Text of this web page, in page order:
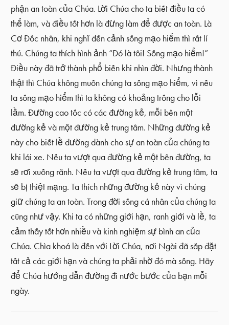
phận an toàn của Chúa. Lời Chúa cho ta biết điều ta có
thể làm, và điều tốt hơn là đừng làm để được an toàn. Là
Cơ Đốc nhân, khi nghĩ đến cảnh sống mạo hiểm thì rất lí
thú. Chúng ta thích hình ảnh “Đó là tôi! Sống mạo hiểm!”
Điều này đã trở thành phổ biến khi nhìn đời. Nhưng thành
thật thì Chúa không muốn chúng ta sống mạo hiểm, vì nếu
ta sống mạo hiểm thì ta không có khoảng trống cho lỗi
lầm. Đường cao tốc có các đường kẻ, mỗi bên một
đường kẻ và một đường kẻ trung tâm. Những đường kẻ
này cho biết lề đường dành cho sự an toàn của chúng ta
khi lái xe. Nếu ta vượt qua đường kẻ một bên đường, ta
sẽ rơi xuống rãnh. Nếu ta vượt qua đường kẻ trung tâm, ta
sẽ bị thiệt mạng. Ta thích những đường kẻ này vì chúng
giữ chúng ta an toàn. Trong đời sống cá nhân của chúng ta
cũng như vậy. Khi ta có những giới hạn, ranh giới và lề, ta
cảm thấy tốt hơn nhiều và kinh nghiệm sự bình an của
Chúa. Chìa khoá là đến với Lời Chúa, nơi Ngài đã sắp đặt
tất cả các giới hạn và chúng ta phải nhờ đó mà sống. Hãy
để Chúa hướng dẫn đường đi nước bước của bạn mỗi
ngày.